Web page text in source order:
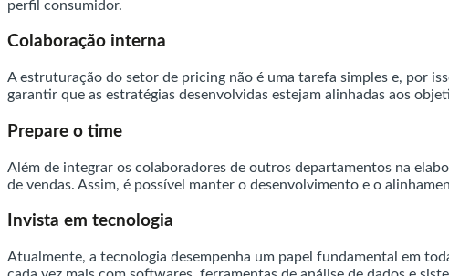
perfil consumidor.
Colaboração interna
A estruturação do setor de pricing não é uma tarefa simples e, por
garantir que as estratégias desenvolvidas estejam alinhadas aos
Prepare o time
Além de integrar os colaboradores de outros departamentos na
de vendas. Assim, é possível manter o desenvolvimento e o
Invista em tecnologia
Atualmente, a tecnologia desempenha um papel fundamental em